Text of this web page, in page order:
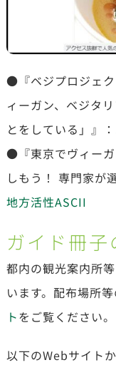
●『ベジプロジェ
ィーガン、ベジタ
とをしている」』：
●『東京でヴィー
しもう！ 専門家が
地方活性ASCII
ガイド冊
都内の観光案内所
います。配布場所等
トをご覧ください。
以下のWebサイト